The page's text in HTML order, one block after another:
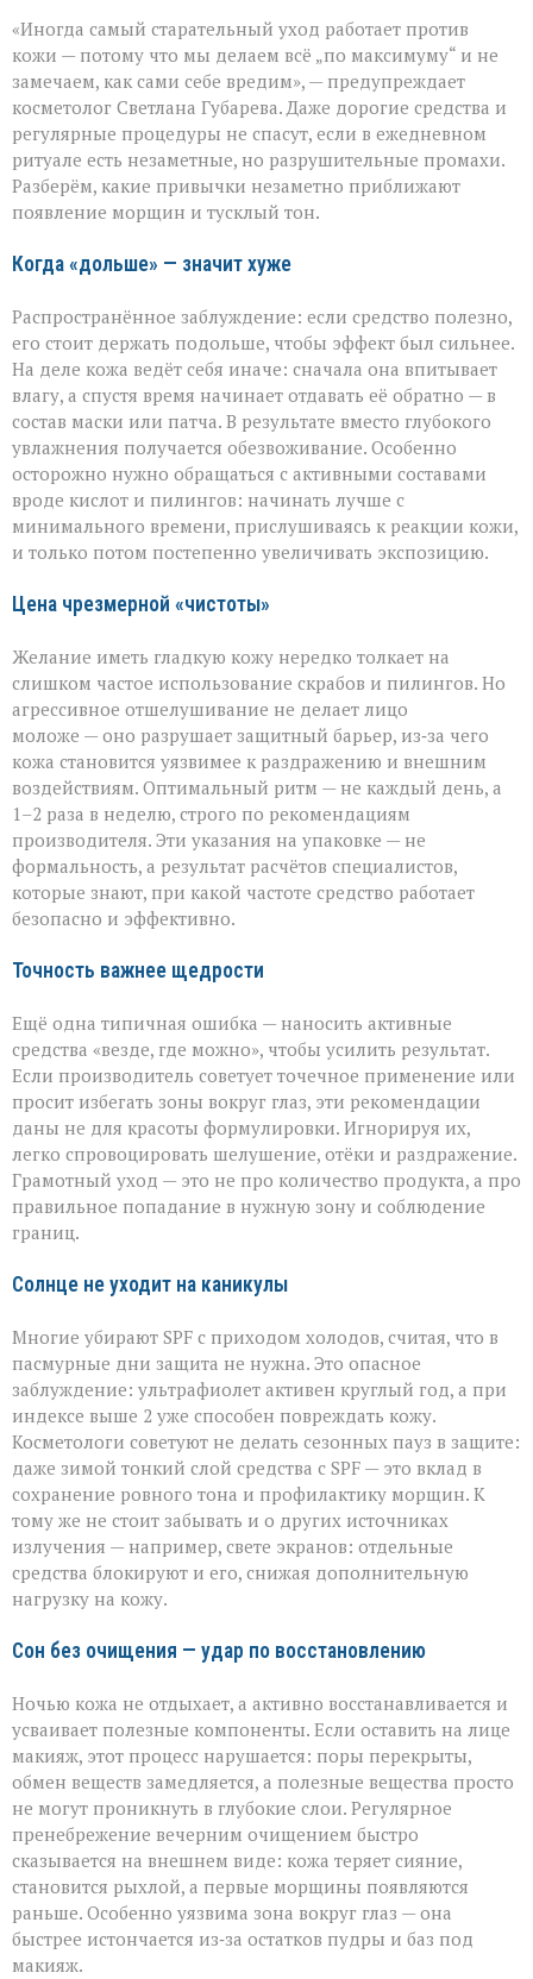
думаете,
что
ухаживаете,
а
на
деле
ускоряете
старение»:
косметолог
«Иногда самый старательный уход работает против
кожи — потому что мы делаем всё „по максимуму“ и не
замечаем, как сами себе вредим», — предупреждает
косметолог Светлана Губарева. Даже дорогие средства и
регулярные процедуры не спасут, если в ежедневном
ритуале есть незаметные, но разрушительные промахи.
Разберём, какие привычки незаметно приближают
появление морщин и тусклый тон.
Когда «дольше» — значит хуже
Распространённое заблуждение: если средство полезно,
его стоит держать подольше, чтобы эффект был сильнее.
На деле кожа ведёт себя иначе: сначала она впитывает
влагу, а спустя время начинает отдавать её обратно — в
состав маски или патча. В результате вместо глубокого
увлажнения получается обезвоживание. Особенно
осторожно нужно обращаться с активными составами
вроде кислот и пилингов: начинать лучше с
минимального времени, прислушиваясь к реакции кожи,
и только потом постепенно увеличивать экспозицию.
Цена чрезмерной «чистоты»
Желание иметь гладкую кожу нередко толкает на
слишком частое использование скрабов и пилингов. Но
агрессивное отшелушивание не делает лицо
моложе — оно разрушает защитный барьер, из‑за чего
кожа становится уязвимее к раздражению и внешним
воздействиям. Оптимальный ритм — не каждый день, а
1–2 раза в неделю, строго по рекомендациям
производителя. Эти указания на упаковке — не
формальность, а результат расчётов специалистов,
которые знают, при какой частоте средство работает
безопасно и эффективно.
Точность важнее щедрости
Ещё одна типичная ошибка — наносить активные
средства «везде, где можно», чтобы усилить результат.
Если производитель советует точечное применение или
просит избегать зоны вокруг глаз, эти рекомендации
даны не для красоты формулировки. Игнорируя их,
легко спровоцировать шелушение, отёки и раздражение.
Грамотный уход — это не про количество продукта, а про
правильное попадание в нужную зону и соблюдение
границ.
Солнце не уходит на каникулы
Многие убирают SPF с приходом холодов, считая, что в
пасмурные дни защита не нужна. Это опасное
заблуждение: ультрафиолет активен круглый год, а при
индексе выше 2 уже способен повреждать кожу.
Косметологи советуют не делать сезонных пауз в защите:
даже зимой тонкий слой средства с SPF — это вклад в
сохранение ровного тона и профилактику морщин. К
тому же не стоит забывать и о других источниках
излучения — например, свете экранов: отдельные
средства блокируют и его, снижая дополнительную
нагрузку на кожу.
Сон без очищения — удар по восстановлению
Ночью кожа не отдыхает, а активно восстанавливается и
усваивает полезные компоненты. Если оставить на лице
макияж, этот процесс нарушается: поры перекрыты,
обмен веществ замедляется, а полезные вещества просто
не могут проникнуть в глубокие слои. Регулярное
пренебрежение вечерним очищением быстро
сказывается на внешнем виде: кожа теряет сияние,
становится рыхлой, а первые морщины появляются
раньше. Особенно уязвима зона вокруг глаз — она
быстрее истончается из‑за остатков пудры и баз под
макияж.